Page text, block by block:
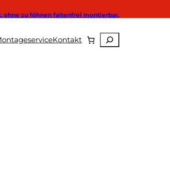
ohne zu föhnen faltenfrei montierbar.
Autoglasfolien
Kontakt Suchen